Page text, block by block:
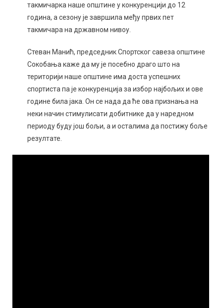
такмичарка наше општине у конкуренцији до 12
година, а сезону је завршила међу првих пет
такмичара на државном нивоу.
Стеван Манић, председник Спортског савеза општине
Сокобања каже да му је посебно драго што на
територији наше општине има доста успешних
спортиста па је конкуренција за избор најбољих и ове
године била јака. Он се нада да ће ова признања на
неки начин стимулисати добитнике да у наредном
периоду буду још бољи, а и осталима да постижу боље
резултате.